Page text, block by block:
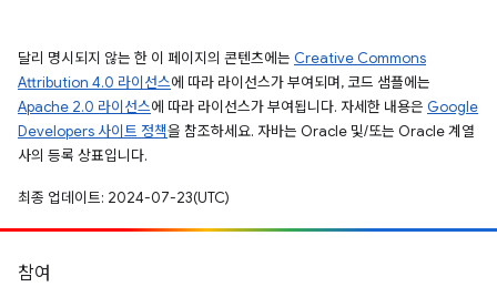
달리 명시되지 않는 한 이 페이지의 콘텐츠에는 Creative Commons
Attribution 4.0 라이선스에 따라 라이선스가 부여되며, 코드 샘플에는
Apache 2.0 라이선스에 따라 라이선스가 부여됩니다. 자세한 내용은 Google
Developers 사이트 정책을 참조하세요. 자바는 Oracle 및/또는 Oracle 계열
사의 등록 상표입니다.
최종 업데이트: 2024-07-23(UTC)
참여